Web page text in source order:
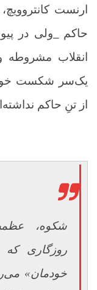
ارنست
حاکم
ولی در
یک‌سر شکست
از تنِ حاکم
شکوه،
روزگاری که
خودمان»